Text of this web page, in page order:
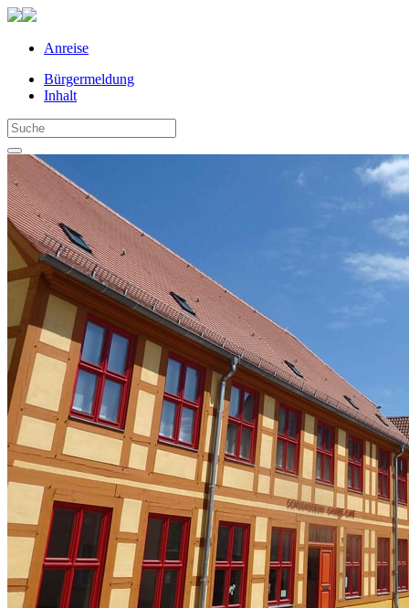
Anreise
Bürgermeldung
Inhalt